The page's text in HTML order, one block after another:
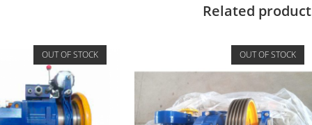
Related
OUT OF STOCK
OUT OF STOCK